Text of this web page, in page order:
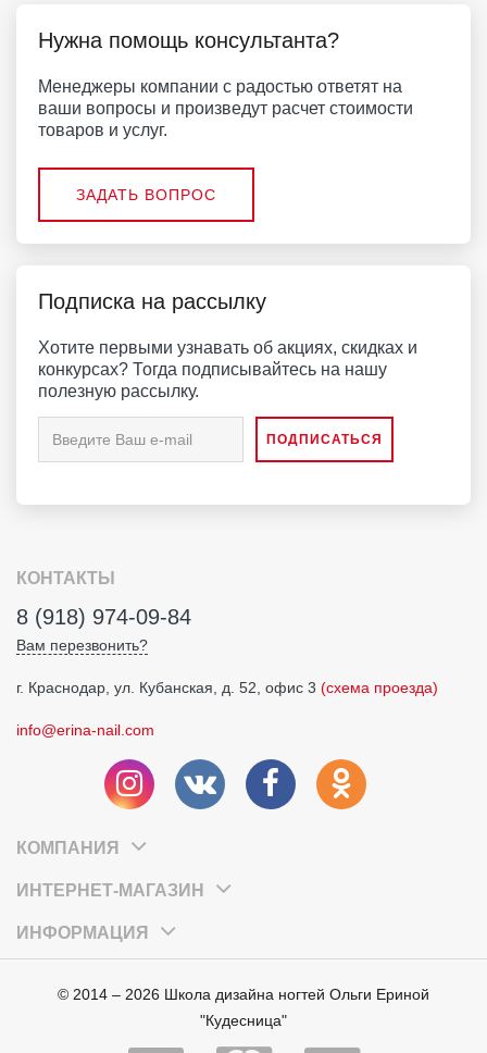
Нужна помощь консультанта?
Менеджеры компании с радостью ответят на
ваши вопросы и произведут расчет стоимости
товаров и услуг.
ЗАДАТЬ ВОПРОС
Подписка на рассылку
Хотите первыми узнавать об акциях, скидках и
конкурсах? Тогда подписывайтесь на нашу
полезную рассылку.
КОНТАКТЫ
8 (918) 974-09-84
Вам перезвонить?
г. Краснодар, ул. Кубанская, д. 52, офис 3 (схема проезда)
info@erina-nail.com
КОМПАНИЯ
ИНТЕРНЕТ-МАГАЗИН
ИНФОРМАЦИЯ
© 2014 – 2026 Школа дизайна ногтей Ольги Ериной
"Кудесница"